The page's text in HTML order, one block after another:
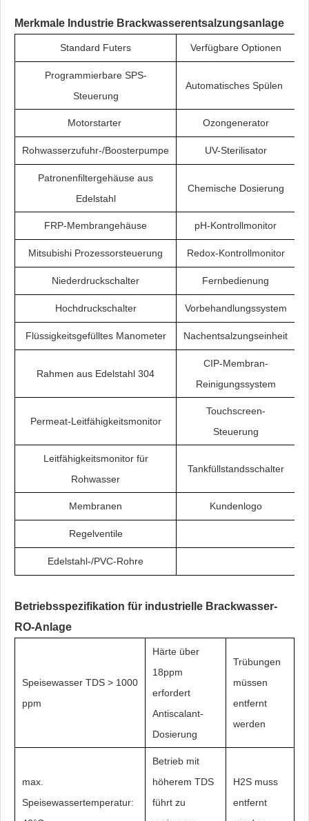
Merkmale Industrie Brackwasserentsalzungsanlage
Standard Futers Verfügbare Optionen
Programmierbare SPS-
Steuerung
Automatisches Spülen
Motorstarter Ozongenerator
Rohwasserzufuhr-/Boosterpumpe UV-Sterilisator
Patronenfiltergehäuse aus
Edelstahl
Chemische Dosierung
FRP-Membrangehäuse pH-Kontrollmonitor
Mitsubishi Prozessorsteuerung Redox-Kontrollmonitor
Niederdruckschalter Fernbedienung
Hochdruckschalter Vorbehandlungssystem
Flüssigkeitsgefülltes Manometer Nachentsalzungseinheit
Rahmen aus Edelstahl 304
CIP-Membran-
Reinigungssystem
Permeat-Leitfähigkeitsmonitor
Touchscreen-
Steuerung
Leitfähigkeitsmonitor für
Rohwasser
Tankfüllstandsschalter
Membranen Kundenlogo
Regelventile
Edelstahl-/PVC-Rohre
Betriebsspezifikation für industrielle Brackwasser-
RO-Anlage
Speisewasser TDS > 1000
ppm
Härte über
18ppm
erfordert
Antiscalant-
Dosierung
Trübungen
müssen
entfernt
werden
max.
Speisewassertemperatur:
Betrieb mit
höherem TDS
führt zu
H2S muss
entfernt